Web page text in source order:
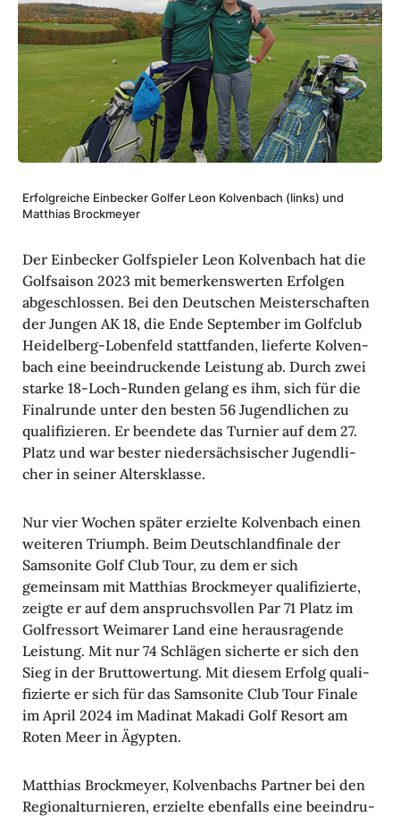
Erfolg­reiche Einbe­cker Golfer Leon Kolven­bach (links) und
Matthias Brock­meyer
Der Einbe­cker Golf­spieler Leon Kolven­bach hat die
Golf­saison 2023 mit bemer­kens­werten Erfolgen
abge­schlossen. Bei den Deut­schen Meis­ter­schaften
der Jungen AK 18, die Ende September im Golf­club
Heidel­berg-Loben­feld statt­fanden, lieferte Kolven­
bach eine beein­dru­ckende Leis­tung ab. Durch zwei
starke 18-Loch-Runden gelang es ihm, sich für die
Final­runde unter den besten 56 Jugend­li­chen zu
quali­fi­zieren. Er been­dete das Turnier auf dem 27.
Platz und war bester nieder­säch­si­scher Jugend­li­
cher in seiner Alters­klasse.
Nur vier Wochen später erzielte Kolven­bach einen
weiteren Triumph. Beim Deutsch­land­fi­nale der
Samso­nite Golf Club Tour, zu dem er sich
gemeinsam mit Matthias Brock­meyer quali­fi­zierte,
zeigte er auf dem anspruchs­vollen Par 71 Platz im
Golf­res­sort Weimarer Land eine heraus­ra­gende
Leis­tung. Mit nur 74 Schlägen sicherte er sich den
Sieg in der Brut­to­wer­tung. Mit diesem Erfolg quali­
fi­zierte er sich für das Samso­nite Club Tour Finale
im April 2024 im Madinat Makadi Golf Resort am
Roten Meer in Ägypten.
Matthias Brock­meyer, Kolven­bachs Partner bei den
Regio­nal­tur­nieren, erzielte eben­falls eine beein­dru­